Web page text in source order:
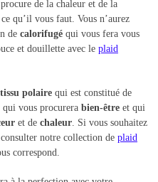
de la chaleur et de la
ce qu’il vous faut. Vous n’aurez
de calorifugé qui vous fera vous
et douillette avec le plaid
tissu polaire qui est constitué de
qui vous procurera bien-être et qui
et de chaleur. Si vous souhaitez
notre collection de plaid
correspond.